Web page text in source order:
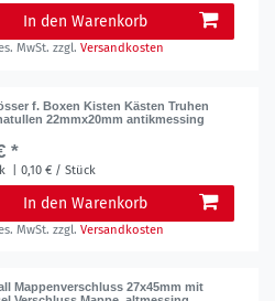
In den Warenkorb
MwSt. zzgl.Versandkosten
f. Boxen Kisten Kästen Truhen
22mmx20mm antikmessing
*
| 0,10 € / Stück
In den Warenkorb
MwSt. zzgl.Versandkosten
Mappenverschluss 27x45mm mit